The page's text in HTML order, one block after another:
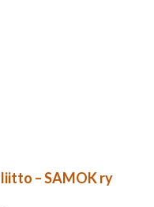
– SAMOK ry